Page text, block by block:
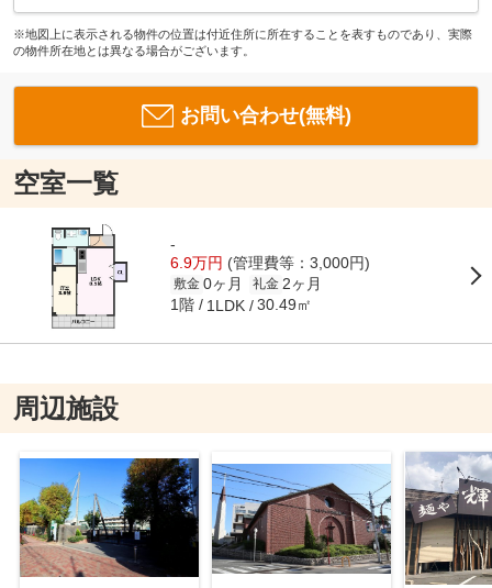
※地図上に表示される物件の位置は付近住所に所在することを表すものであり、実際
の物件所在地とは異なる場合がございます。
お問い合わせ(無料)
空室一覧
-
6.9万円 (管理費等：3,000円)
敷金 0ヶ月 礼金 2ヶ月
1階 1LDK 30.49㎡
周辺施設